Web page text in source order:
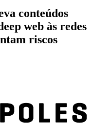
conteúdos
web às redes
riscos